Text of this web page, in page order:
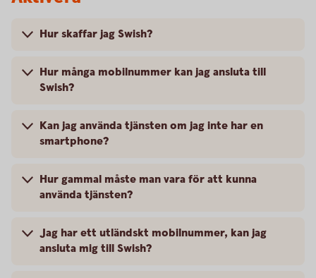
Hur skaffar jag Swish?
Hur många mobilnummer kan jag ansluta till
Swish?
Kan jag använda tjänsten om jag inte har en
smartphone?
Hur gammal måste man vara för att kunna
använda tjänsten?
Jag har ett utländskt mobilnummer, kan jag
ansluta mig till Swish?